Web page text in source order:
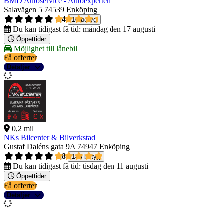
Salavägen 5 74539 Enköping
4,4
10 betyg
Du kan tidigast få tid: måndag den 17 augusti
Öppettider
Möjlighet till lånebil
Få offerter
Detaljer
0,2 mil
NKs Bilcenter & Bilverkstad
Gustaf Daléns gata 9A 74947 Enköping
4,8
144 betyg
Du kan tidigast få tid: tisdag den 11 augusti
Öppettider
Få offerter
Detaljer